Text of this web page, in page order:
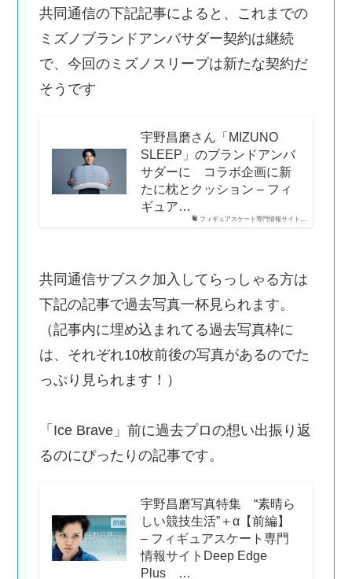
共同通信の下記記事によると、これまでの
ミズノブランドアンバサダー契約は継続
で、今回のミズノスリープは新たな契約だ
そうです
フィギュアスケート専門情報サイト…
宇野昌磨さん「MIZUNO
SLEEP」のブランドアンバ
サダーに コラボ企画に新
たに枕とクッション – フィ
ギュア…
共同通信サブスク加入してらっしゃる方は
下記の記事で過去写真一杯見られます。
（記事内に埋め込まれてる過去写真枠に
は、それぞれ10枚前後の写真があるのでた
っぷり見られます！）
「Ice Brave」前に過去プロの想い出振り返
るのにぴったりの記事です。
宇野昌磨写真特集 “素晴ら
しい競技生活”＋α【前編】
– フィギュアスケート専門
情報サイトDeep Edge
Plus …